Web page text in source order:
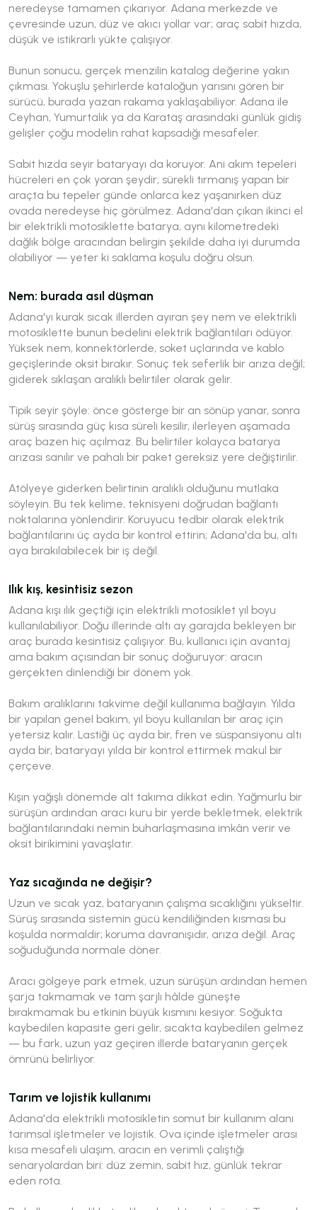
neredeyse tamamen çıkarıyor. Adana merkezde ve
çevresinde uzun, düz ve akıcı yollar var; araç sabit hızda,
düşük ve istikrarlı yükte çalışıyor.
Bunun sonucu, gerçek menzilin katalog değerine yakın
çıkması. Yokuşlu şehirlerde kataloğun yarısını gören bir
sürücü, burada yazan rakama yaklaşabiliyor. Adana ile
Ceyhan, Yumurtalık ya da Karataş arasındaki günlük gidiş
gelişler çoğu modelin rahat kapsadığı mesafeler.
Sabit hızda seyir bataryayı da koruyor. Ani akım tepeleri
hücreleri en çok yoran şeydir; sürekli tırmanış yapan bir
araçta bu tepeler günde onlarca kez yaşanırken düz
ovada neredeyse hiç görülmez. Adana'dan çıkan ikinci el
bir elektrikli motosiklette batarya, aynı kilometredeki
dağlık bölge aracından belirgin şekilde daha iyi durumda
olabiliyor — yeter ki saklama koşulu doğru olsun.
Nem: burada asıl düşman
Adana'yı kurak sıcak illerden ayıran şey nem ve elektrikli
motosiklette bunun bedelini elektrik bağlantıları ödüyor.
Yüksek nem, konnektörlerde, soket uçlarında ve kablo
geçişlerinde oksit bırakır. Sonuç tek seferlik bir arıza değil;
giderek sıklaşan aralıklı belirtiler olarak gelir.
Tipik seyir şöyle: önce gösterge bir an sönüp yanar, sonra
sürüş sırasında güç kısa süreli kesilir, ilerleyen aşamada
araç bazen hiç açılmaz. Bu belirtiler kolayca batarya
arızası sanılır ve pahalı bir paket gereksiz yere değiştirilir.
Atölyeye giderken belirtinin aralıklı olduğunu mutlaka
söyleyin. Bu tek kelime, teknisyeni doğrudan bağlantı
noktalarına yönlendirir. Koruyucu tedbir olarak elektrik
bağlantılarını üç ayda bir kontrol ettirin; Adana'da bu, altı
aya bırakılabilecek bir iş değil.
Ilık kış, kesintisiz sezon
Adana kışı ılık geçtiği için elektrikli motosiklet yıl boyu
kullanılabiliyor. Doğu illerinde altı ay garajda bekleyen bir
araç burada kesintisiz çalışıyor. Bu, kullanıcı için avantaj
ama bakım açısından bir sonuç doğuruyor: aracın
gerçekten dinlendiği bir dönem yok.
Bakım aralıklarını takvime değil kullanıma bağlayın. Yılda
bir yapılan genel bakım, yıl boyu kullanılan bir araç için
yetersiz kalır. Lastiği üç ayda bir, fren ve süspansiyonu altı
ayda bir, bataryayı yılda bir kontrol ettirmek makul bir
çerçeve.
Kışın yağışlı dönemde alt takıma dikkat edin. Yağmurlu bir
sürüşün ardından aracı kuru bir yerde bekletmek, elektrik
bağlantılarındaki nemin buharlaşmasına imkân verir ve
oksit birikimini yavaşlatır.
Yaz sıcağında ne değişir?
Uzun ve sıcak yaz, bataryanın çalışma sıcaklığını yükseltir.
Sürüş sırasında sistemin gücü kendiliğinden kısması bu
koşulda normaldir; koruma davranışıdır, arıza değil. Araç
soğuduğunda normale döner.
Aracı gölgeye park etmek, uzun sürüşün ardından hemen
şarja takmamak ve tam şarjlı hâlde güneşte
bırakmamak bu etkinin büyük kısmını kesiyor. Soğukta
kaybedilen kapasite geri gelir, sıcakta kaybedilen gelmez
— bu fark, uzun yaz geçiren illerde bataryanın gerçek
ömrünü belirliyor.
Tarım ve lojistik kullanımı
Adana'da elektrikli motosikletin somut bir kullanım alanı
tarımsal işletmeler ve lojistik. Ova içinde işletmeler arası
kısa mesafeli ulaşım, aracın en verimli çalıştığı
senaryolardan biri: düz zemin, sabit hız, günlük tekrar
eden rota.